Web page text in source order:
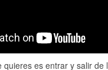
. Charlee
the reason I
quieres es entrar y salir